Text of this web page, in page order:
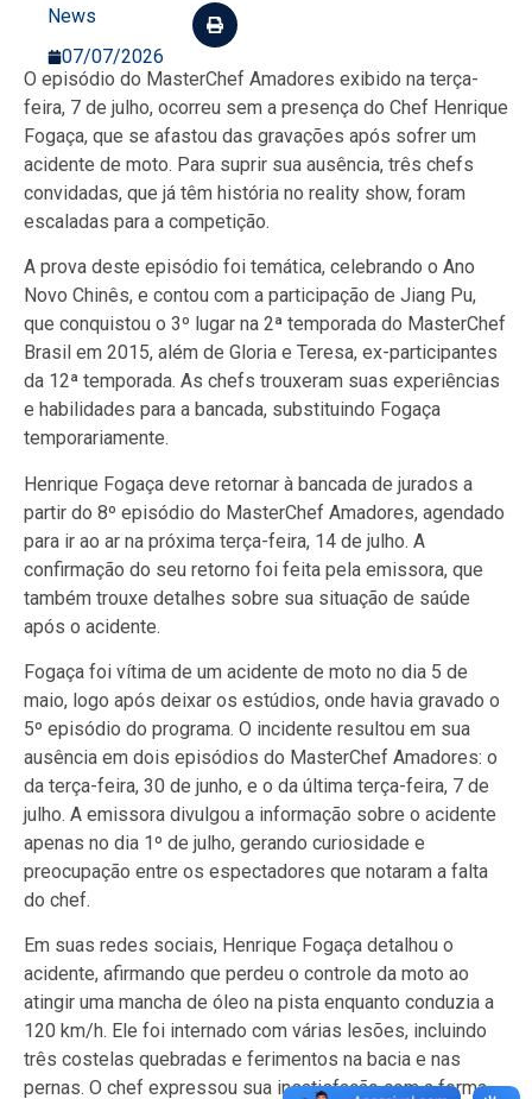
News
07/07/2026
O episódio do MasterChef Amadores exibido na terça-
feira, 7 de julho, ocorreu sem a presença do Chef Henrique
Fogaça, que se afastou das gravações após sofrer um
acidente de moto. Para suprir sua ausência, três chefs
convidadas, que já têm história no reality show, foram
escaladas para a competição.
A prova deste episódio foi temática, celebrando o Ano
Novo Chinês, e contou com a participação de Jiang Pu,
que conquistou o 3º lugar na 2ª temporada do MasterChef
Brasil em 2015, além de Gloria e Teresa, ex-participantes
da 12ª temporada. As chefs trouxeram suas experiências
e habilidades para a bancada, substituindo Fogaça
temporariamente.
Henrique Fogaça deve retornar à bancada de jurados a
partir do 8º episódio do MasterChef Amadores, agendado
para ir ao ar na próxima terça-feira, 14 de julho. A
confirmação do seu retorno foi feita pela emissora, que
também trouxe detalhes sobre sua situação de saúde
após o acidente.
Fogaça foi vítima de um acidente de moto no dia 5 de
maio, logo após deixar os estúdios, onde havia gravado o
5º episódio do programa. O incidente resultou em sua
ausência em dois episódios do MasterChef Amadores: o
da terça-feira, 30 de junho, e o da última terça-feira, 7 de
julho. A emissora divulgou a informação sobre o acidente
apenas no dia 1º de julho, gerando curiosidade e
preocupação entre os espectadores que notaram a falta
do chef.
Em suas redes sociais, Henrique Fogaça detalhou o
acidente, afirmando que perdeu o controle da moto ao
atingir uma mancha de óleo na pista enquanto conduzia a
120 km/h. Ele foi internado com várias lesões, incluindo
três costelas quebradas e ferimentos na bacia e nas
pernas. O chef expressou sua insatisfação com a forma